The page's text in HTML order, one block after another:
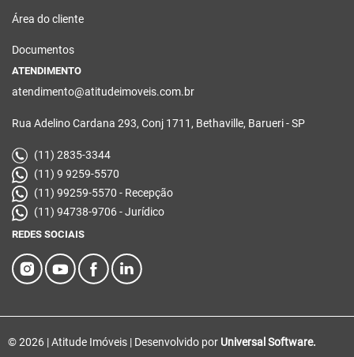
Área do cliente
Documentos
ATENDIMENTO
atendimento@atitudeimoveis.com.br
Rua Adelino Cardana 293, Conj 1711, Bethaville, Barueri - SP
(11) 2835-3344
(11) 9 9259-5570
(11) 99259-5570 - Recepção
(11) 94738-9706 - Jurídico
REDES SOCIAIS
© 2026 | Atitude Imóveis | Desenvolvido por Universal Software.